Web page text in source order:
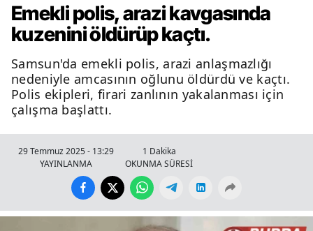
Emekli polis, arazi kavgasında
kuzenini öldürüp kaçtı.
Samsun'da emekli polis, arazi anlaşmazlığı
nedeniyle amcasının oğlunu öldürdü ve kaçtı.
Polis ekipleri, firari zanlının yakalanması için
çalışma başlattı.
29 Temmuz 2025 - 13:29
YAYINLANMA
1 Dakika
OKUNMA SÜRESİ